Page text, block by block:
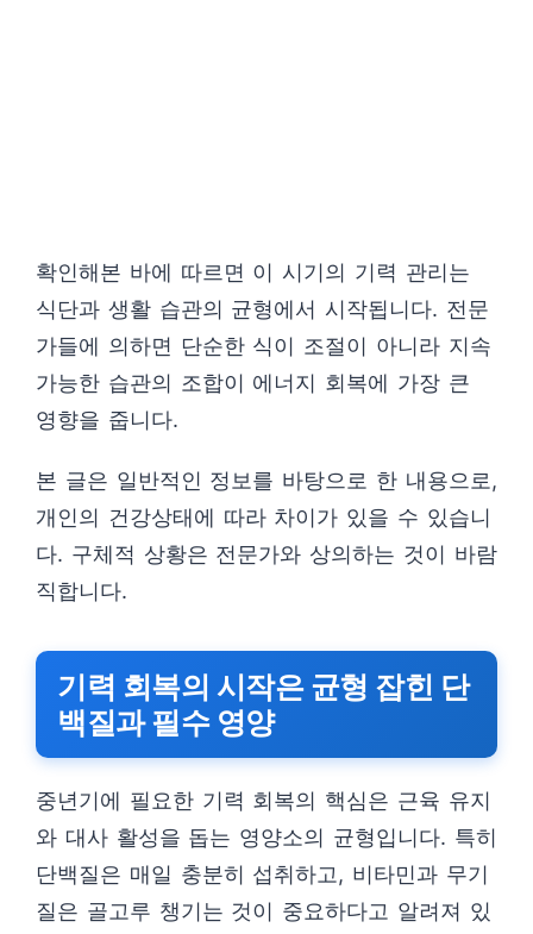
확인해본 바에 따르면 이 시기의 기력 관리는
식단과 생활 습관의 균형에서 시작됩니다. 전문
가들에 의하면 단순한 식이 조절이 아니라 지속
가능한 습관의 조합이 에너지 회복에 가장 큰
영향을 줍니다.
본 글은 일반적인 정보를 바탕으로 한 내용으로,
개인의 건강상태에 따라 차이가 있을 수 있습니
다. 구체적 상황은 전문가와 상의하는 것이 바람
직합니다.
기력 회복의 시작은 균형 잡힌 단
백질과 필수 영양
중년기에 필요한 기력 회복의 핵심은 근육 유지
와 대사 활성을 돕는 영양소의 균형입니다. 특히
단백질은 매일 충분히 섭취하고, 비타민과 무기
질은 골고루 챙기는 것이 중요하다고 알려져 있